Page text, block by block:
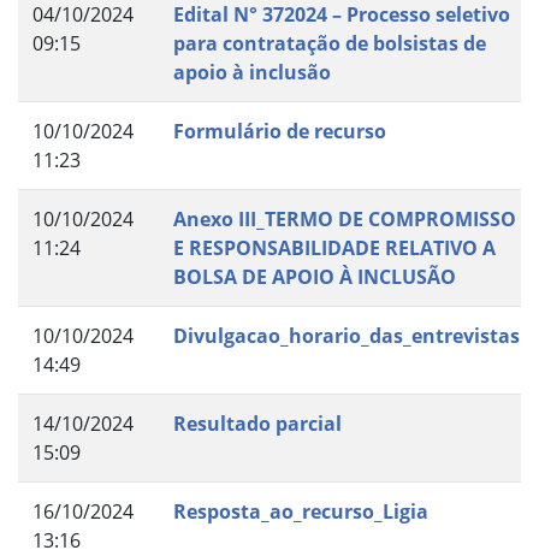
04/10/2024
09:15
Edital N° 372024 – Processo seletivo
para contratação de bolsistas de
apoio à inclusão
10/10/2024
11:23
Formulário de recurso
10/10/2024
11:24
Anexo III_TERMO DE COMPROMISSO
E RESPONSABILIDADE RELATIVO A
BOLSA DE APOIO À INCLUSÃO
10/10/2024
14:49
Divulgacao_horario_das_entrevistas
14/10/2024
15:09
Resultado parcial
16/10/2024
13:16
Resposta_ao_recurso_Ligia